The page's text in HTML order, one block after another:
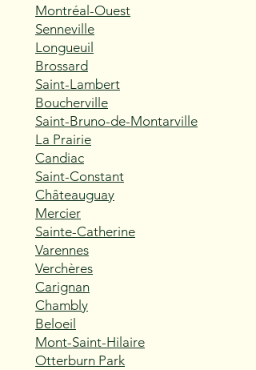
Montréal-Ouest
Senneville
Longueuil
Brossard
Saint-Lambert
Boucherville
Saint-Bruno-de-Montarville
La Prairie
Candiac
Saint-Constant
Châteauguay
Mercier
Sainte-Catherine
Varennes
Verchères
Carignan
Chambly
Beloeil
Mont-Saint-Hilaire
Otterburn Park